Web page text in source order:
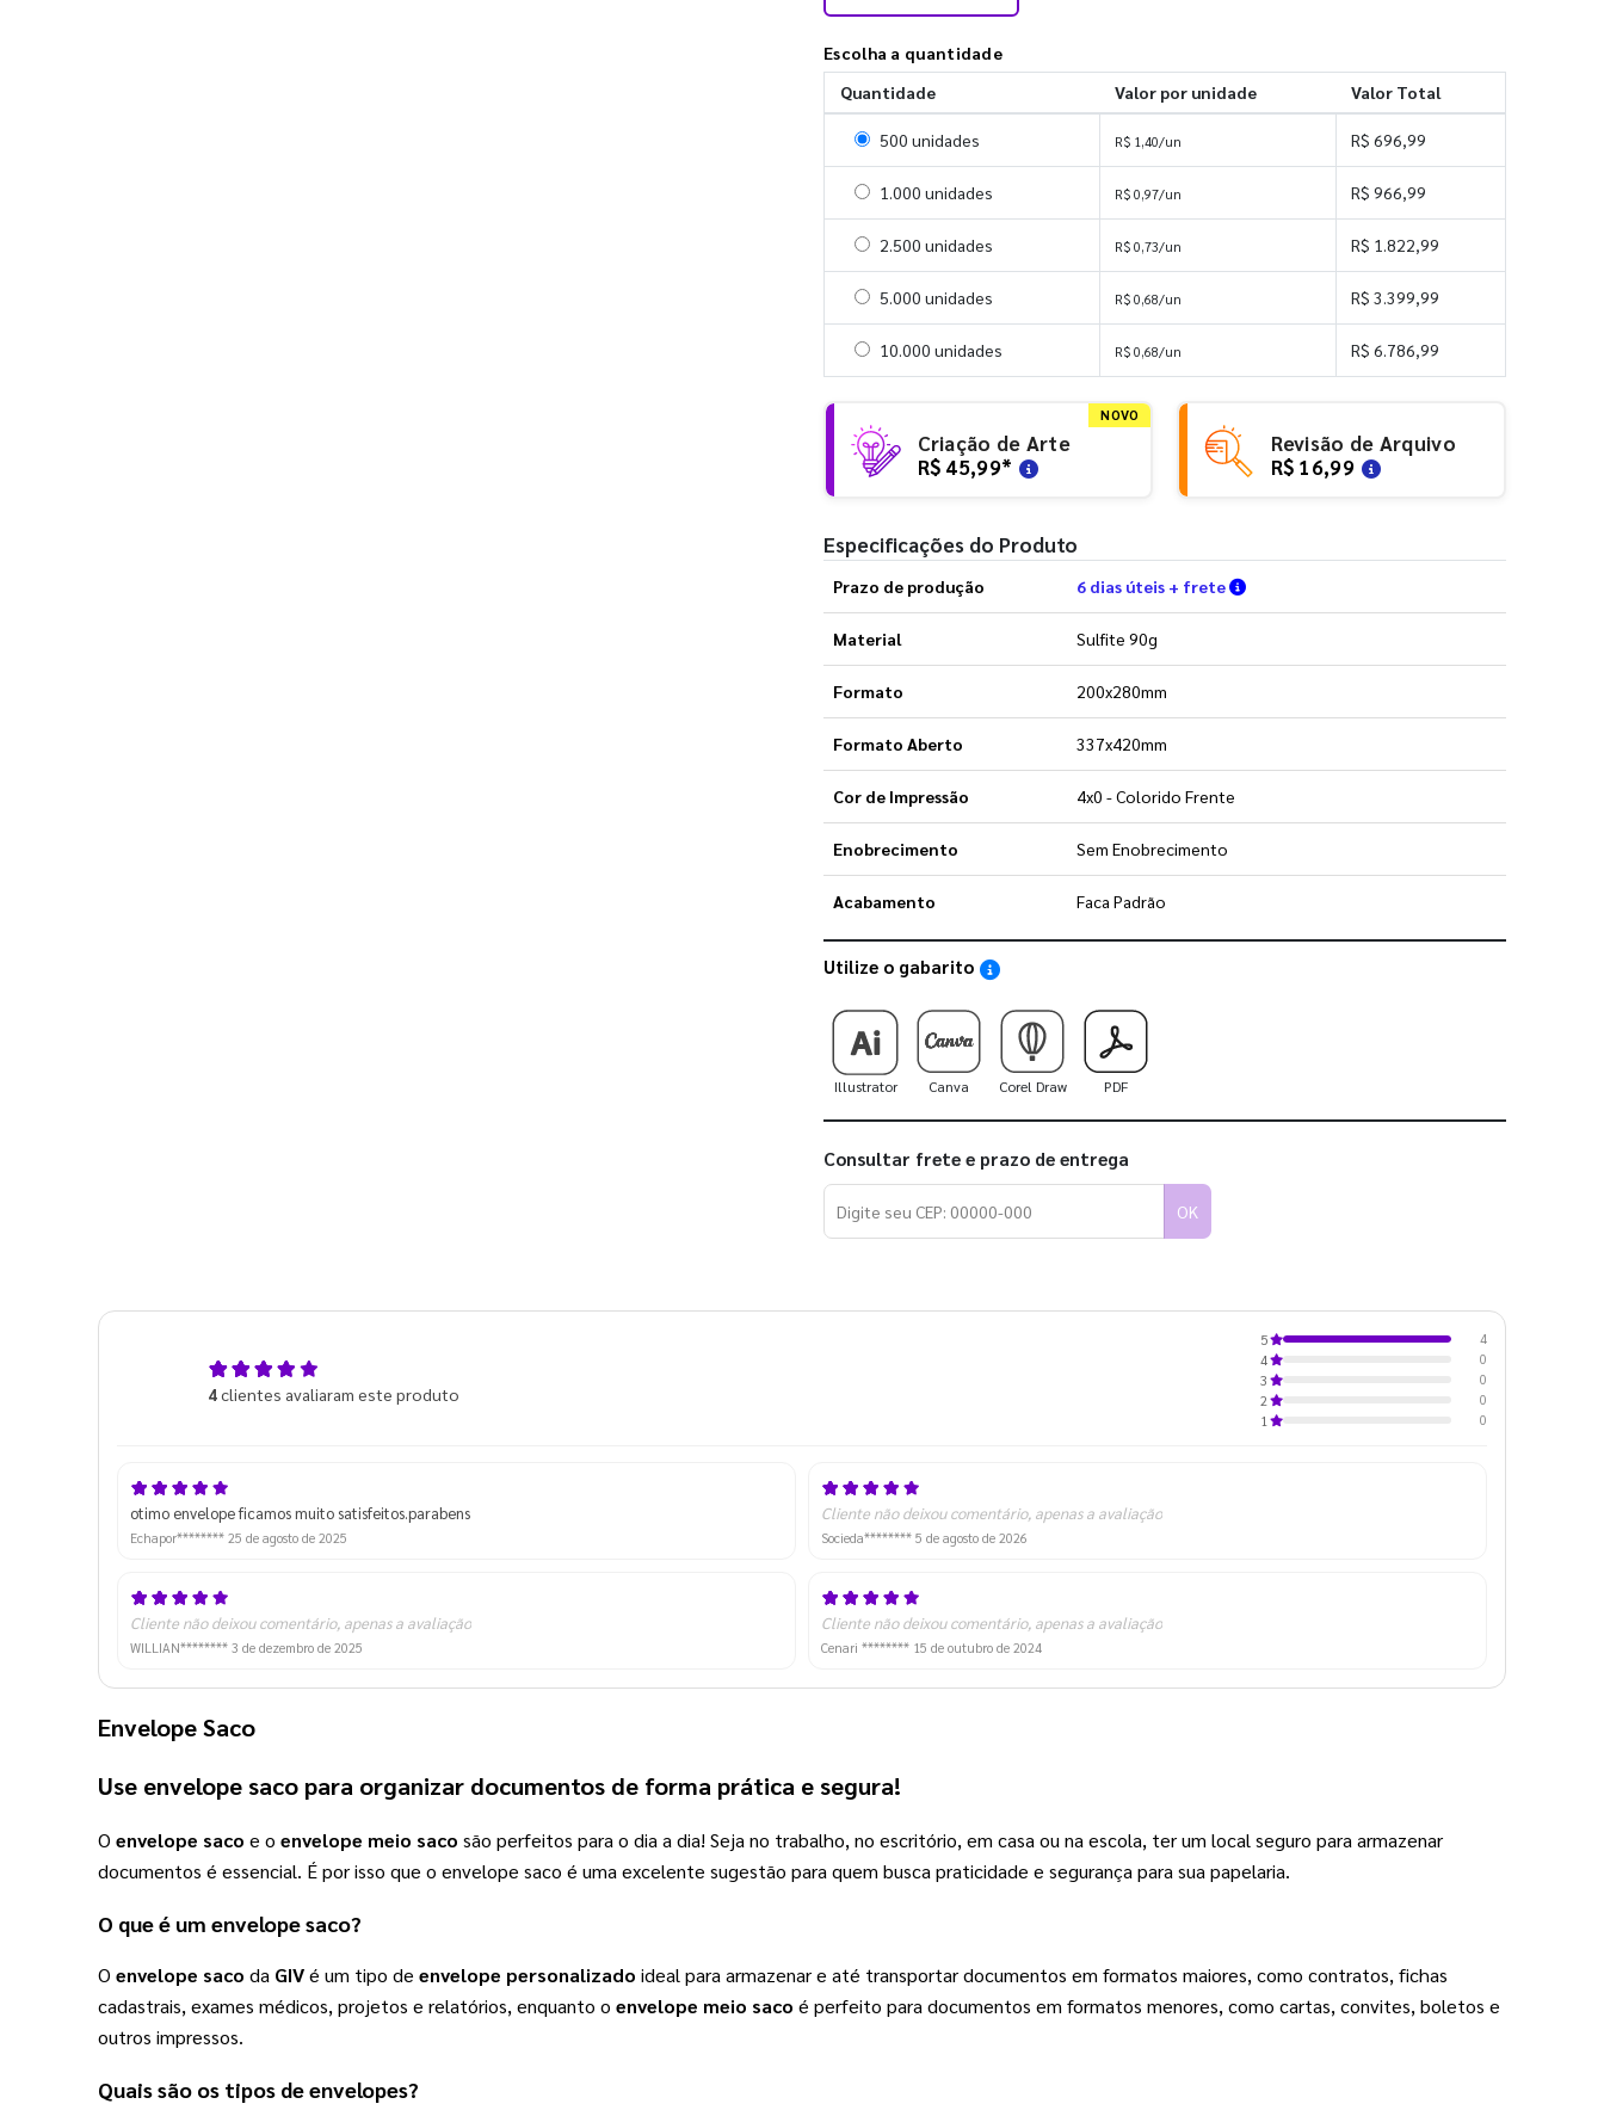
Escolha a quantidade
Quantidade
Valor por unidade Valor Total
Selecionar 500 unidades
500 unidades R$ 1,40/un R$ 696,99
Selecionar 1000 unidades
1.000 unidades R$ 0,97/un R$ 966,99
Selecionar 2500 unidades
2.500 unidades R$ 0,73/un R$ 1.822,99
Selecionar 5000 unidades
5.000 unidades R$ 0,68/un R$ 3.399,99
Selecionar 10000 unidades
10.000 unidades R$ 0,68/un R$ 6.786,99
NOVO
Criação de Arte
R$ 45,99*
Revisão de Arquivo
R$ 16,99
Especificações do Produto
Prazo de produção 6 dias úteis + frete Verifique as condições de entrega
Material Sulfite 90g
Formato 200x280mm
Formato Aberto 337x420mm
Cor de Impressão 4x0 - Colorido Frente
Enobrecimento Sem Enobrecimento
Acabamento Faca Padrão
Utilize o gabarito Saiba como utilizar os nossos gabaritos
Illustrator Canva Corel Draw PDF
Consultar frete e prazo de entrega
OK
4clientes avaliaram este produto
5
4
4
0
3
0
2
0
1
0
otimo envelope ficamos muito satisfeitos.parabens
Echapor******** 25 de agosto de 2025
Cliente não deixou comentário, apenas a avaliação
Socieda******** 5 de agosto de 2026
Cliente não deixou comentário, apenas a avaliação
WILLIAN******** 3 de dezembro de 2025
Cliente não deixou comentário, apenas a avaliação
Cenari ******** 15 de outubro de 2024
Envelope Saco
Use envelope saco para organizar documentos de forma prática e segura!
O envelope saco e o envelope meio saco são perfeitos para o dia a dia! Seja no trabalho, no escritório, em casa ou na escola, ter um local seguro para armazenar
documentos é essencial. É por isso que o envelope saco é uma excelente sugestão para quem busca praticidade e segurança para sua papelaria.
O que é um envelope saco?
O envelope saco da GIV é um tipo de envelope personalizado ideal para armazenar e até transportar documentos em formatos maiores, como contratos, fichas
cadastrais, exames médicos, projetos e relatórios, enquanto o envelope meio saco é perfeito para documentos em formatos menores, como cartas, convites, boletos e
outros impressos.
Quais são os tipos de envelopes?